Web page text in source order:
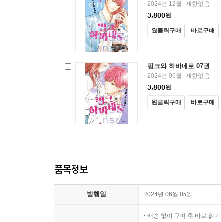
2024년 12월
제한없음
3,800원
원클릭구매 바로구매
핑크와 하바네로 07권
2024년 06월
제한없음
3,800원
원클릭구매 바로구매
품목정보
발행일 2024년 06월 05일
배송 없이 구매 후 바로 읽기